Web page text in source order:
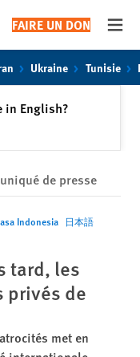
FAIRE UN DON
Ukraine Tunisie
in English?
de presse
Indonesia 日本語
tard, les
privés de
met en